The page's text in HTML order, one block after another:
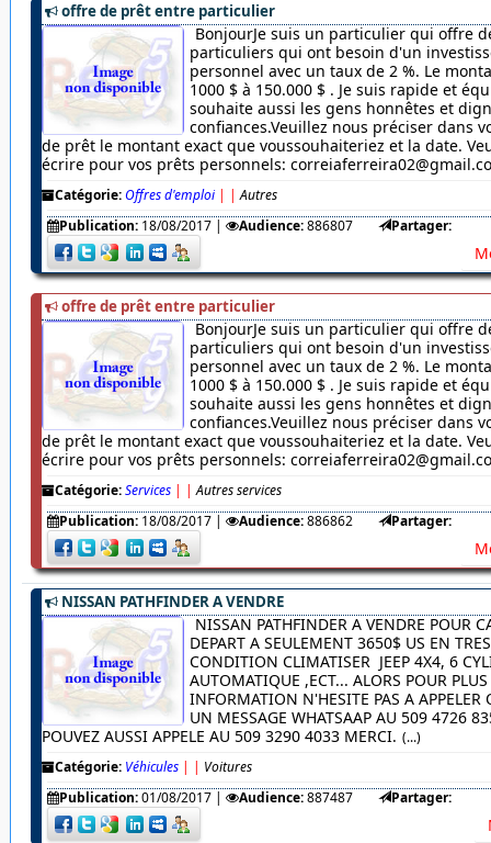
offre de prêt entre particulier
BonjourJe suis un particulier qui offre
particuliers qui ont besoin d'un
personnel avec un taux de 2 %. Le
1000 $ à 150.000 $ . Je suis rapide et
souhaite aussi les gens honnêtes et
confiances.Veuillez nous préciser dans
de prêt le montant exact que voussouhaiteriez et la date.
écrire pour vos prêts personnels:
Catégorie:Offres d'emploi | | Autres
Publication: 18/08/2017| Audience:886807 Partager:
offre de prêt entre particulier
BonjourJe suis un particulier qui offre
particuliers qui ont besoin d'un
personnel avec un taux de 2 %. Le
1000 $ à 150.000 $ . Je suis rapide et
souhaite aussi les gens honnêtes et
confiances.Veuillez nous préciser dans
de prêt le montant exact que voussouhaiteriez et la date.
écrire pour vos prêts personnels:
Catégorie:Services | | Autres services
Publication: 18/08/2017| Audience:886862 Partager:
NISSAN PATHFINDER A VENDRE
NISSAN PATHFINDER A VENDRE POUR
DEPART A SEULEMENT 3650$ US EN
CONDITION CLIMATISER JEEP 4X4, 6
AUTOMATIQUE ,ECT... ALORS POUR PLUS
INFORMATION N'HESITE PAS A APPELER
UN MESSAGE WHATSAAP AU 509 4726
POUVEZ AUSSI APPELE AU 509 3290 4033 MERCI. (...)
Catégorie: Véhicules | | Voitures
Publication:01/08/2017| Audience:887487 Partager: